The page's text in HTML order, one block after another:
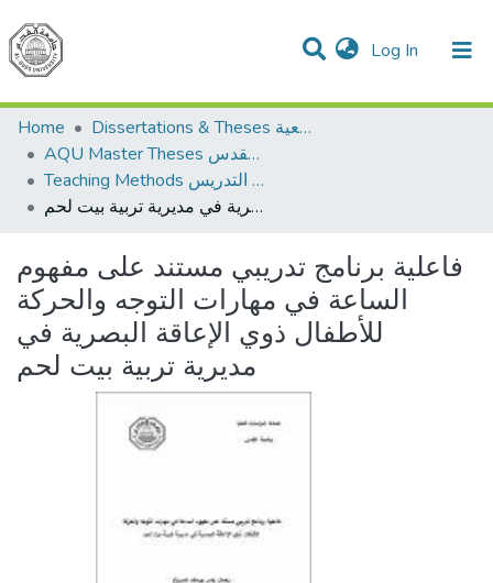
Log In (current)
Communities & Collections
All of DSpace
Home
Dissertations & Theses الرسائل الجامعية
AQU Master Theses الرسائل الجامعية الخاصة بجامعة القدس
Teaching Methods أساليب التدريس
فاعلية برنامج تدريبي مستند على مفهوم الساعة في مهارات التوجه والحركة للأطفال ذوي الإعاقة البصرية في مديرية تربية بيت لحم
فاعلية برنامج تدريبي مستند على مفهوم
الساعة في مهارات التوجه والحركة
للأطفال ذوي الإعاقة البصرية في
مديرية تربية بيت لحم